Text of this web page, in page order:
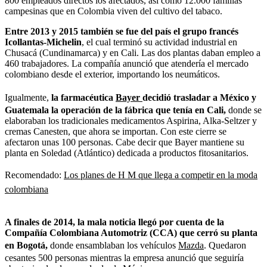
campesinas que en Colombia viven del cultivo del tabaco.
Entre 2013 y 2015 también se fue del país el grupo francés
Icollantas-Michelin, el cual terminó su actividad industrial en
Chusacá (Cundinamarca) y en Cali. Las dos plantas daban empleo a
460 trabajadores. La compañía anunció que atendería el mercado
colombiano desde el exterior, importando los neumáticos.
Igualmente, la farmacéutica Bayer decidió trasladar a México y
Guatemala la operación de la fábrica que tenía en Cali, donde se
elaboraban los tradicionales medicamentos Aspirina, Alka-Seltzer y
cremas Canesten, que ahora se importan. Con este cierre se
afectaron unas 100 personas. Cabe decir que Bayer mantiene su
planta en Soledad (Atlántico) dedicada a productos fitosanitarios.
Recomendado: Los planes de H M que llega a competir en la moda
colombiana
A finales de 2014, la mala noticia llegó por cuenta de la
Compañía Colombiana Automotriz (CCA) que cerró su planta
en Bogotá, donde ensamblaban los vehículos Mazda. Quedaron
cesantes 500 personas mientras la empresa anunció que seguiría